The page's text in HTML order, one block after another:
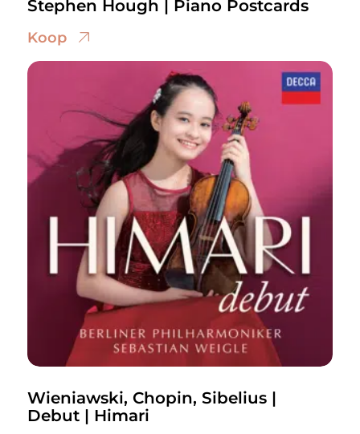
Stephen Hough | Piano Postcards
Koop
Wieniawski, Chopin, Sibelius |
Debut | Himari